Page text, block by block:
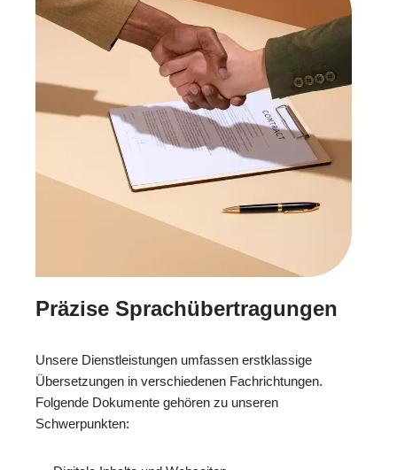
Präzise Sprachübertragungen
Unsere Dienstleistungen umfassen erstklassige
Übersetzungen in verschiedenen Fachrichtungen.
Folgende Dokumente gehören zu unseren
Schwerpunkten: